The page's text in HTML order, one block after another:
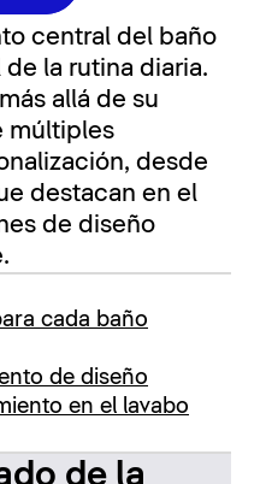
central del baño
la rutina diaria.
allá de su
múltiples
desde
destacan en el
de diseño
cada baño
de diseño
en el lavabo
de la